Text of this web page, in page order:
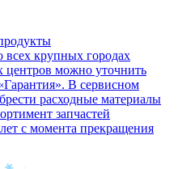
всех крупных городах
центров можно уточнить
В сервисном
расходные материалы
запчастей
с момента прекращения